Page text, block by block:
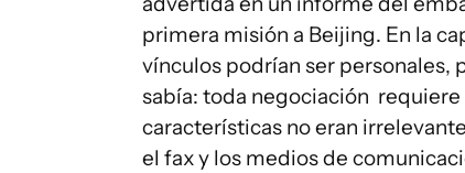
primera misión a Beijing. En la
vínculos podrían ser
sabía: toda negociación
características no eran
el fax y los medios de